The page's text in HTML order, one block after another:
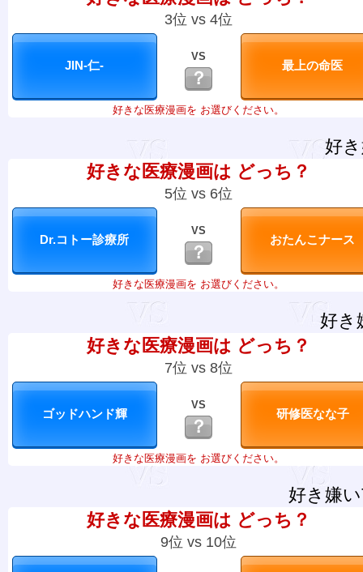
3位 vs 4位
VS
？
好きな医療漫画を お選びください。
好
好きな医療漫画は どっち？
5位 vs 6位
VS
？
好きな医療漫画を お選びください。
好き
好きな医療漫画は どっち？
7位 vs 8位
VS
？
好きな医療漫画を お選びください。
好き嫌
好きな医療漫画は どっち？
9位 vs 10位